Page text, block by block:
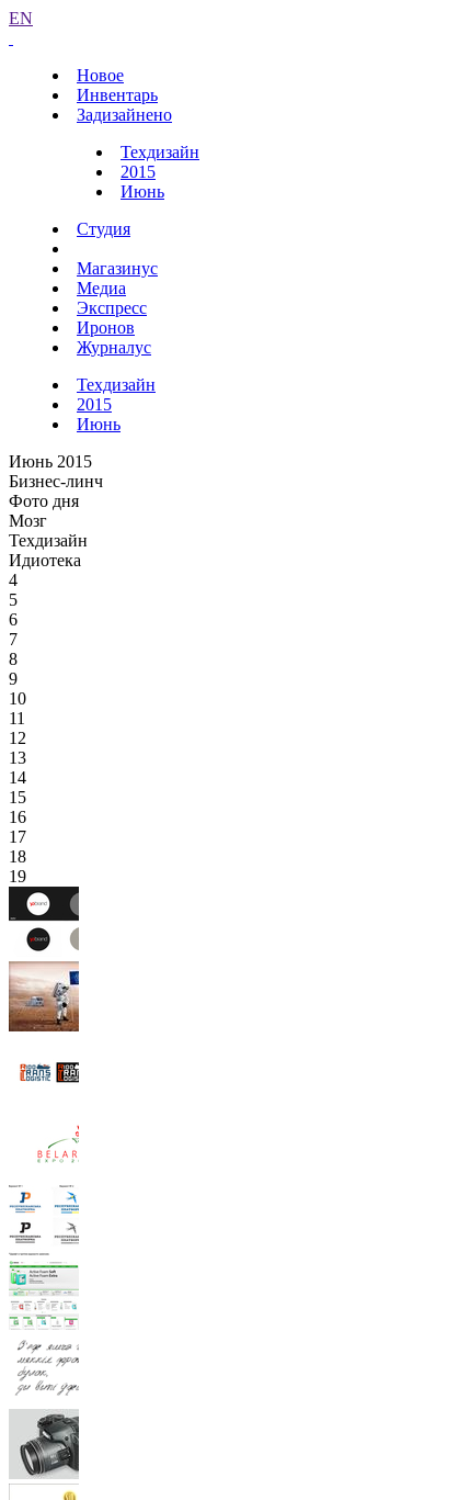
EN
Новое
Инвентарь
Задизайнено
Техдизайн
2015
Июнь
Студия
Магазинус
Медиа
Экспресс
Иронов
Журналус
Техдизайн
2015
Июнь
Июнь 2015
Бизнес-линч
Фото дня
Мозг
Техдизайн
Идиотека
4
5
6
7
8
9
10
11
12
13
14
15
16
17
18
19